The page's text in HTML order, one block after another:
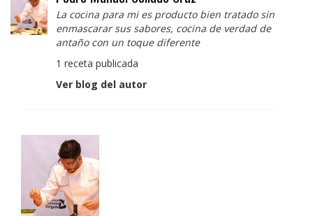
La cocina para mi es producto bien tratado sin
enmascarar sus sabores, cocina de verdad de
antaño con un toque diferente
1 receta publicada
Ver blog del autor